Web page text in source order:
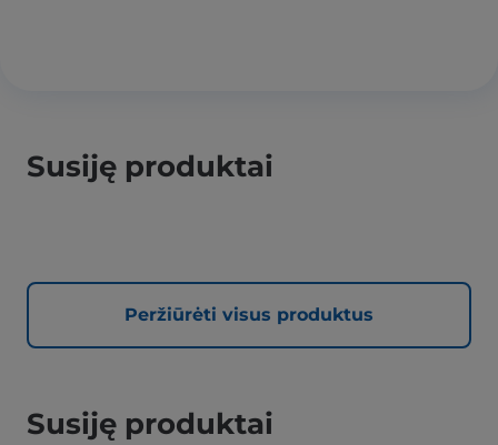
Susiję produktai
Peržiūrėti visus produktus
Susiję produktai